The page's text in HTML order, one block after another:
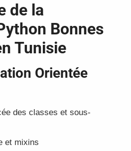
de la
Bonnes
Tunisie
Orientée
des classes et sous-
et mixins